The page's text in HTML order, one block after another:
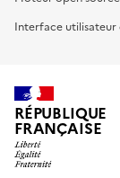
Interface utilisateur
RÉPUBLIQUE
FRANÇAISE